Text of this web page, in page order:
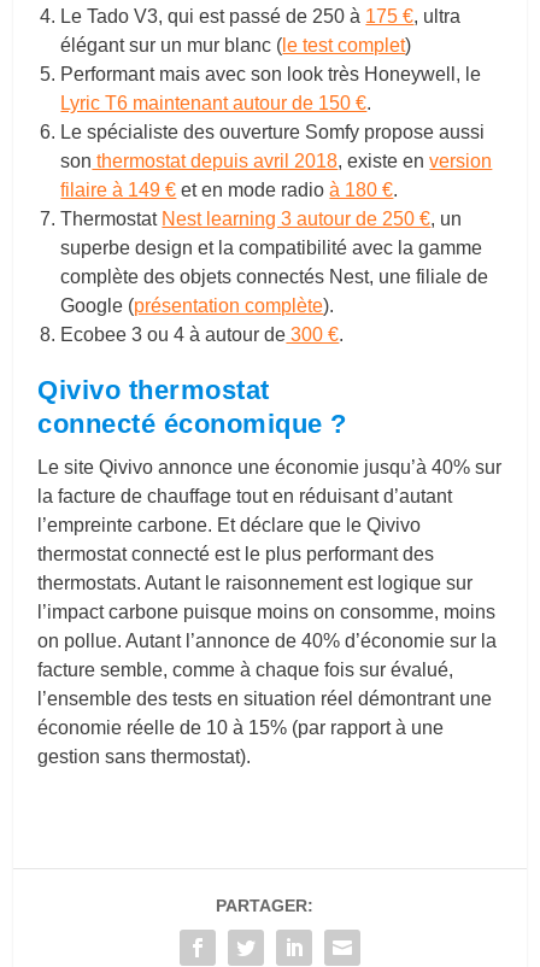
Le Tado V3, qui est passé de 250 à 175 €, ultra
élégant sur un mur blanc ( le test complet)
Performant mais avec son look très Honeywell, le
Lyric T6 maintenant autour de 150 €.
Le spécialiste des ouverture Somfy propose aussi
son thermostat depuis avril 2018, existe enversion
filaire à 149 € et en mode radioà 180 €.
Thermostat Nest learning 3 autour de 250 €, un
superbe design et la compatibilité avec la gamme
complète des objets connectés Nest, une filiale de
Google (présentation complète).
Ecobee 3 ou 4 à autour de 300 €.
Qivivo thermostat
connecté économique ?
Le site Qivivo annonce une économie jusqu’à 40% sur
la facture de chauffage tout en réduisant d’autant
l’empreinte carbone. Et déclare que le Qivivo
thermostat connecté est le plus performant des
thermostats. Autant le raisonnement est logique sur
l’impact carbone puisque moins on consomme, moins
on pollue. Autant l’annonce de 40% d’économie sur la
facture semble, comme à chaque fois sur évalué,
l’ensemble des tests en situation réel démontrant une
économie réelle de 10 à 15% (par rapport à une
gestion sans thermostat).
PARTAGER: